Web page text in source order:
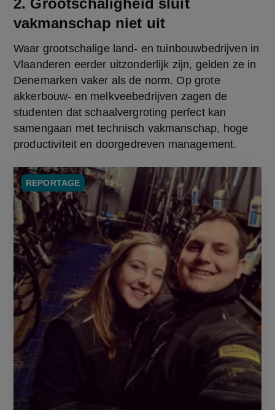
2. Grootschaligheid sluit
vakmanschap niet uit
Waar grootschalige land- en tuinbouwbedrijven in
Vlaanderen eerder uitzonderlijk zijn, gelden ze in
Denemarken vaker als de norm. Op grote
akkerbouw- en melkveebedrijven zagen de
studenten dat schaalvergroting perfect kan
samengaan met technisch vakmanschap, hoge
productiviteit en doorgedreven management.
REPORTAGE